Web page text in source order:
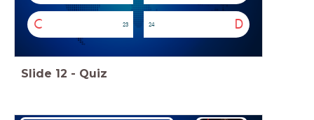
C 23 D
24
Slide 12 - Quiz